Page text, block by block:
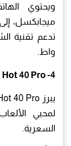
واط.
4- Infinix Hot 40 Pro.. أداء قوي لعشاق الألعاب
لمحبي
السعرية.